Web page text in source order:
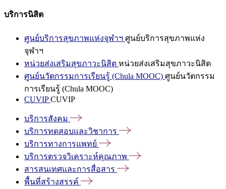
บริการนิสิต
ศูนย์บริการสุขภาพแห่งจุฬาฯ ศูนย์บริการสุขภาพแห่ง
จุฬาฯ
หน่วยส่งเสริมสุขภาวะนิสิต หน่วยส่งเสริมสุขภาวะนิสิต
ศูนย์นวัตกรรมการเรียนรู้ (Chula MOOC) ศูนย์นวัตกรรม
การเรียนรู้ (Chula MOOC)
CUVIPCUVIP
บริการสังคม
บริการทดสอบและวิชาการ
บริการทางการแพทย์
บริการตรวจวิเคราะห์คุณภาพ
สารสนเทศและการสื่อสาร
พื้นที่สร้างสรรค์